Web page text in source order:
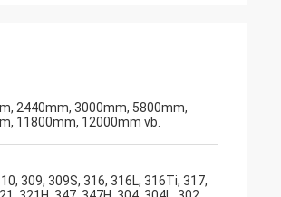
2440mm, 3000mm, 5800mm,
11800mm, 12000mm vb.
309, 309S, 316, 316L, 316Ti, 317,